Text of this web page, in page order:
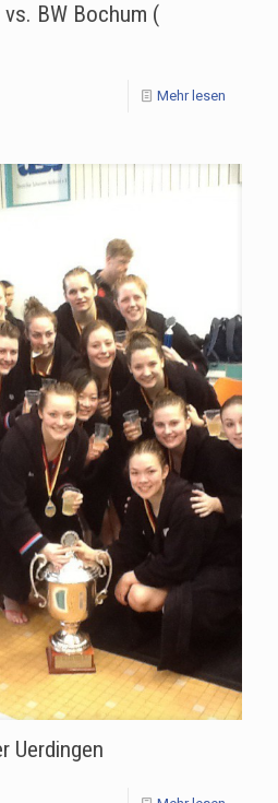
vs. BW Bochum (
Mehr lesen
Uerdingen